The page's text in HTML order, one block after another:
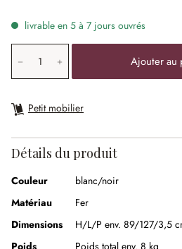
livrable en 5 à 7 jours ouvrés
Quantité de produit:
Ajouter au
Petit mobilier
Détails du produit
Couleur
blanc/noir
Matériau
Fer
Dimensions
H/L/P env. 89/127/3,5
Poids
Poids total env. 8 kg